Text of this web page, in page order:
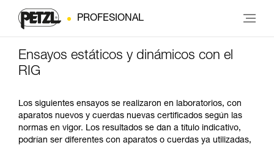
PROFESIONAL
Ensayos estáticos y dinámicos con el
RIG
Los siguientes ensayos se realizaron en laboratorios, con
aparatos nuevos y cuerdas nuevas certificados según las
normas en vigor. Los resultados se dan a título indicativo,
podrían ser diferentes con aparatos o cuerdas ya utilizadas,